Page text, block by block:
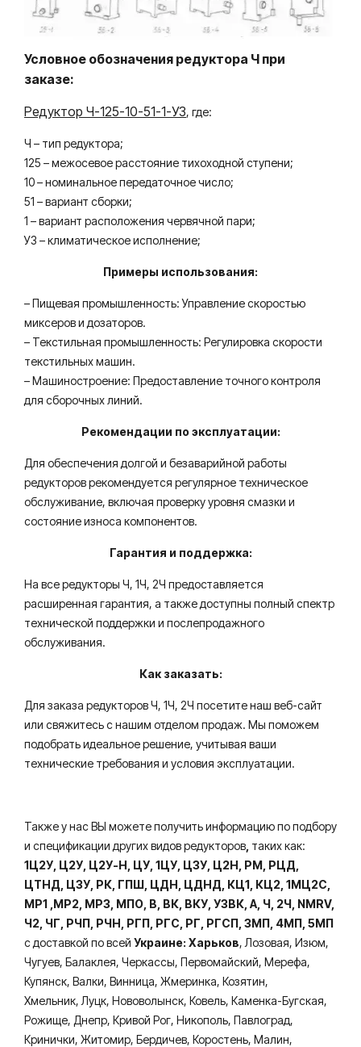
Условное обозначения редуктора Ч при
заказе:
Редуктор Ч-125-10-51-1-У3, где:
Ч – тип редуктора;
125 – межосевое расстояние тихоходной ступени;
10 – номинальное передаточное число;
51 – вариант сборки;
1 – вариант расположения червячной пари;
У3 – климатическое исполнение;
Примеры использования:
– Пищевая промышленность: Управление скоростью
миксеров и дозаторов.
– Текстильная промышленность: Регулировка скорости
текстильных машин.
– Машиностроение: Предоставление точного контроля
для сборочных линий.
Рекомендации по эксплуатации:
Для обеспечения долгой и безаварийной работы
редукторов рекомендуется регулярное техническое
обслуживание, включая проверку уровня смазки и
состояние износа компонентов.
Гарантия и поддержка:
На все редукторы Ч, 1Ч, 2Ч предоставляется
расширенная гарантия, а также доступны полный спектр
технической поддержки и послепродажного
обслуживания.
Как заказать:
Для заказа редукторов Ч, 1Ч, 2Ч посетите наш веб-сайт
или свяжитесь с нашим отделом продаж. Мы поможем
подобрать идеальное решение, учитывая ваши
технические требования и условия эксплуатации.
Также у нас ВЫ можете получить информацию по подбору
и спецификации других видов редукторов таких как:
1Ц2У, Ц2У, Ц2У-Н, ЦУ, 1ЦУ, Ц3У, Ц2Н, РМ, РЦД,
ЦТНД, ЦЗУ, РК, ГПШ, ЦДН, ЦДНД, КЦ1, КЦ2, 1МЦ2С,
МР1 ,МР2, МР3, МПО, В, ВК, ВКУ, УЗВК, А, Ч, 2Ч, NMRV,
Ч2, ЧГ, РЧП, РЧН, РГП, РГС, РГ, РГСП, 3МП, 4МП, 5МП
с доставкой по всей Украине: Харьков, Лозовая, Изюм,
Чугуев, Балаклея, Черкассы, Первомайский, Мерефа,
Купянск, Валки, Винница, Жмеринка, Козятин,
Хмельник, Луцк, Нововолынск, Ковель, Каменка-Бугская,
Рожище, Днепр, Кривой Рог, Никополь, Павлоград,
Кринички, Житомир, Бердичев, Коростень, Малин,